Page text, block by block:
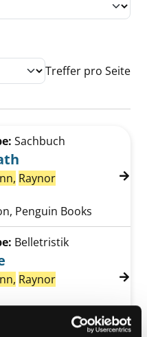
Treffer pro Seite
The salt path anzeigen
Sachbuch
Raynor Suche nach
Penguin Books
Wilde Stille anzeigen
Belletristik
Raynor Suche nach
DuMont Buch-Verl.